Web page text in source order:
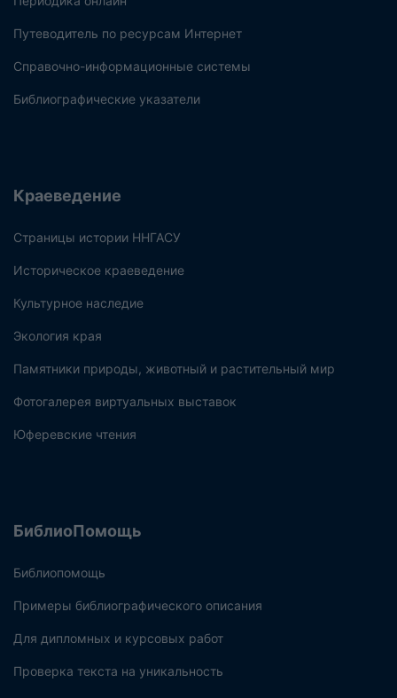
Путеводитель по ресурсам Интернет
Справочно-информационные системы
Библиографические указатели
Краеведение
Страницы истории ННГАСУ
Историческое краеведение
Культурное наследие
Экология края
Памятники природы, животный и растительный мир
Фотогалерея виртуальных выставок
Юферевские чтения
БиблиоПомощь
Библиопомощь
Примеры библиографического описания
Для дипломных и курсовых работ
Проверка текста на уникальность